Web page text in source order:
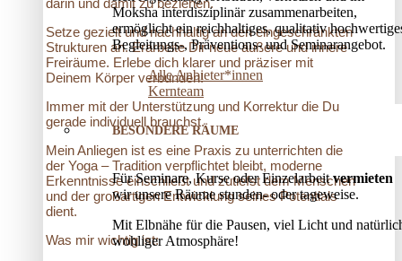
Moksha interdisziplinär zusammenarbeiten,
ermöglicht ein reichhaltiges, qualitativ
Begleitungs-, Präventions­- und Seminarangebot.
Alle Anbieter*innen
Kernteam
BESONDERE RÄUME
Für Seminare, Kurse oder Einzelarbeitvermieten
wir unsere Räume stunden- oder tageweise.
Mit Elbnähe für die Pausen, viel Licht und
wohliger Atmosphäre!
darin und damit zu beziehen.
Setze gezielt und nachhaltig an den eingeschränkten
Strukturen an. Erarbeite Dir neue äußere und innere
Freiräume. Erlebe dich klarer und präziser mit
Deinem Körper verbunden!
Immer mit der Unterstützung und Korrektur die Du
gerade individuell brauchst.
Mein Anliegen ist es eine Praxis zu unterrichten die
der Yoga – Tradition verpflichtet bleibt, moderne
Erkenntnisse einschließt und zutiefst dem Menschen
und der großartigen Entwicklung seines Potentials
dient.
Was mir wichtig ist: